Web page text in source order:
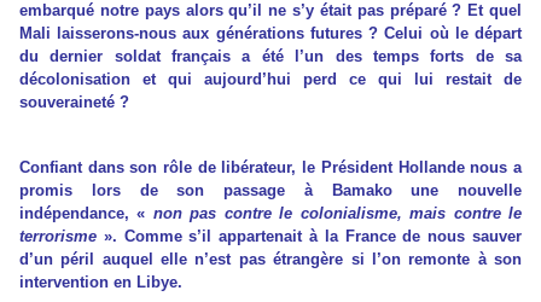
embarqué notre pays alors qu’il ne s’y était pas préparé ? Et quel
Mali laisserons-nous aux générations futures ? Celui où le départ
du dernier soldat français a été l’un des temps forts de sa
décolonisation et qui aujourd’hui perd ce qui lui restait de
souveraineté ?
Confiant dans son rôle de libérateur, le Président Hollande nous a
promis lors de son passage à Bamako une nouvelle
indépendance, « non pas contre le colonialisme, mais contre le
terrorisme ». Comme s’il appartenait à la France de nous sauver
d’un péril auquel elle n’est pas étrangère si l’on remonte à son
intervention en Libye.